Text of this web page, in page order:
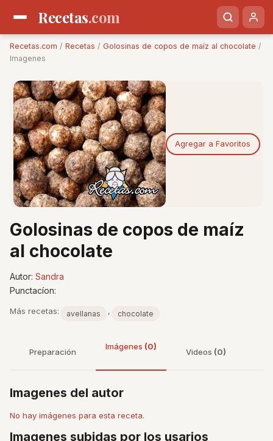
Recetas.com
Recetas.com / Recetas / Golosinas de copos de maíz al chocolate /
Imagenes
Agregar a Favoritos
Golosinas de copos de maíz
al chocolate
Autor: Sandra
Punctacíon:
Más recetas: avellanas , chocolate
Preparación
Imágenes (0)
Videos (0)
Imagenes del autor
No hay imágenes para esta receta.
Imagenes subidas por los usarios